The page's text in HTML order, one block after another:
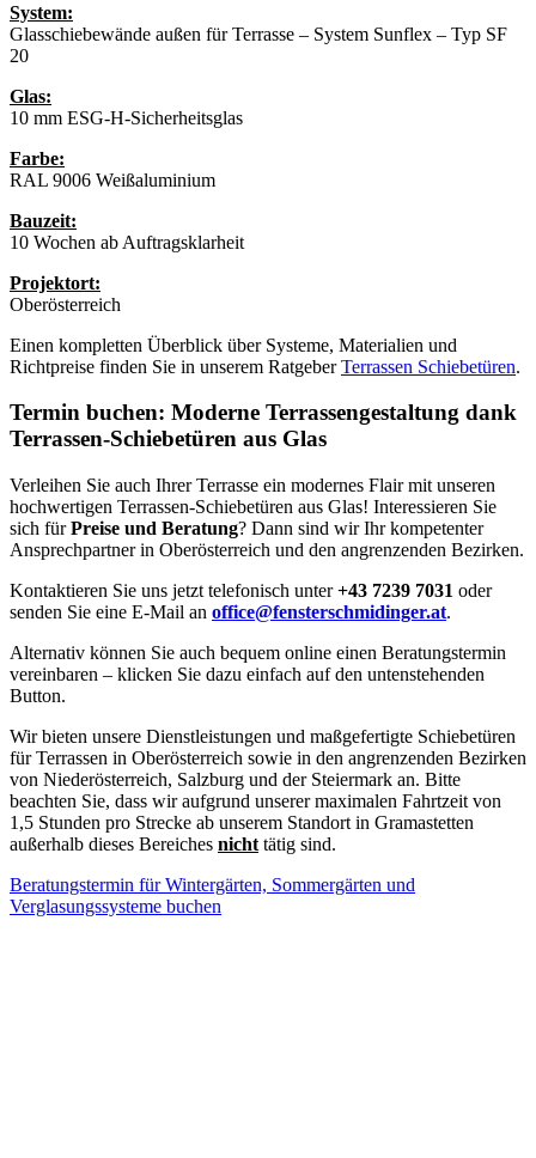
System:
Glasschiebewände außen für Terrasse – System Sunflex – Typ SF
20
Glas:
10 mm ESG-H-Sicherheitsglas
Farbe:
RAL 9006 Weißaluminium
Bauzeit:
10 Wochen ab Auftragsklarheit
Projektort:
Oberösterreich
Einen kompletten Überblick über Systeme, Materialien und
Richtpreise finden Sie in unserem RatgeberTerrassen Schiebetüren.
Termin buchen: Moderne Terrassengestaltung dank
Terrassen-Schiebetüren aus Glas
Verleihen Sie auch Ihrer Terrasse ein modernes Flair mit unseren
hochwertigen Terrassen-Schiebetüren aus Glas! Interessieren Sie
sich fürPreise und Beratung? Dann sind wir Ihr kompetenter
Ansprechpartner in Oberösterreich und den angrenzenden Bezirken.
Kontaktieren Sie uns jetzt telefonisch unter+43 7239 7031 oder
senden Sie eine E-Mail an office@fensterschmidinger.at.
Alternativ können Sie auch bequem online einen Beratungstermin
vereinbaren – klicken Sie dazu einfach auf den untenstehenden
Button.
Wir bieten unsere Dienstleistungen und maßgefertigte Schiebetüren
für Terrassen in Oberösterreich sowie in den angrenzenden Bezirken
von Niederösterreich, Salzburg und der Steiermark an. Bitte
beachten Sie, dass wir aufgrund unserer maximalen Fahrtzeit von
1,5 Stunden pro Strecke ab unserem Standort in Gramastetten
außerhalb dieses Bereiches nicht tätig sind.
Beratungstermin für Wintergärten, Sommergärten und
Verglasungssysteme buchen